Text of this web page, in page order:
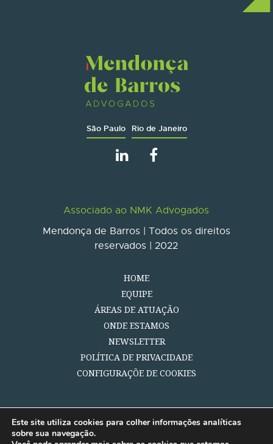
São Paulo Rio de Janeiro
Associado ao NMK Advogados
Mendonça de Barros | Todos os direitos
reservados | 2022
HOME
EQUIPE
ÁREAS DE ATUAÇÃO
ONDE ESTAMOS
NEWSLETTER
POLÍTICA DE PRIVACIDADE
CONFIGURAÇÕE DE COOKIES
Este site utiliza cookies para colher informações analíticas
sobre sua navegação.